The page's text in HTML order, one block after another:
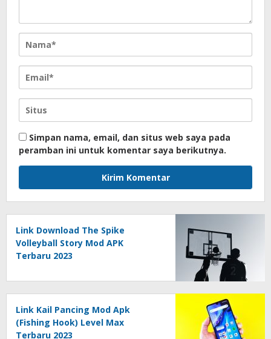
Simpan nama, email, dan situs web saya pada
peramban ini untuk komentar saya berikutnya.
Link Download The Spike
Volleyball Story Mod APK
Terbaru 2023
Link Kail Pancing Mod Apk
(Fishing Hook) Level Max
Terbaru 2023